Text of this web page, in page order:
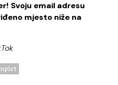
Svoju email adresu
mjesto niže na